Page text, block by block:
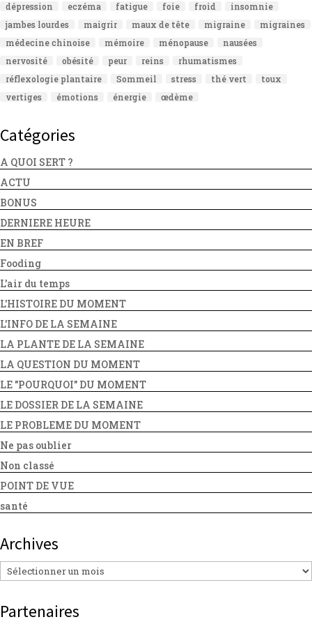
dépression
eczéma fatigue foie froid
insomnie
jambes lourdes
maigrir maux de tête migraine
migraines
médecine chinoise
mémoire ménopause
nausées
nervosité
obésité peur reins
rhumatismes
réflexologie plantaire
Sommeil stress thé vert
toux
vertiges
émotions énergie œdème
Catégories
A QUOI SERT ?
ACTU
BONUS
DERNIERE HEURE
EN BREF
Fooding
L'air du temps
L'HISTOIRE DU MOMENT
L'INFO DE LA SEMAINE
LA PLANTE DE LA SEMAINE
LA QUESTION DU MOMENT
LE "POURQUOI" DU MOMENT
LE DOSSIER DE LA SEMAINE
LE PROBLEME DU MOMENT
Ne pas oublier
Non classé
POINT DE VUE
santé
Archives
Archives
Partenaires